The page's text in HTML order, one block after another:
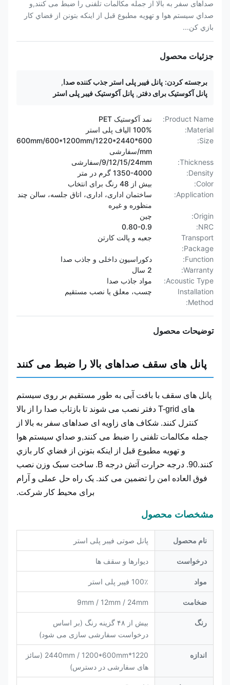
صداهای سفر به بالا از جمله مکالمات تلفنی را ضبط می کنند,و
صداي سيستم هوا و تهویه مطبوع قبل از اينکه بتونن از فضاي کار
بازي کن...
جزئیات محصول
برجسته کردن: پانل فیبر پلی استر جذب کننده صدا,
پانل آکوستیک برای دفتر,پانل آکوستیک فیبر پلی استر
Product Name:
نمد آکوستیک PET
Material:
100% الیاف پلی استر
600*600mm/600*1200mm/1220*2440
Thickness:
9/12/15/24mm/سفارشی
Density:
1350-4000 گرم در متر
Color:
بیش از 48 رنگ برای انتخاب
Application:
ساختمان اداری، اداری، اتاق جلسه، سالن چند
منظوره و غیره
Origin:
0.80-0.9
Transport
Package:
جعبه و پالت کارتن
Function:
دکوراسیون داخلی و جاذب صدا
Warranty:
Acoustic Type:
مواد جاذب صدا
Installation
Method:
چسب، معلق یا نصب مستقیم
توضیحات محصول
پانل های سقف صداهای بالا را ضبط می کنند
پانل های سقف با بافت آبی به طور مستقیم بر روی سیستم
های T-grid دفتر نصب می شوند تا بازتاب صدا را از بالا
کنترل کنند. شکاف های زاویه ای صداهای سفر به بالا از
جمله مکالمات تلفنی را ضبط می کنند,و صداي سيستم هوا
و تهویه مطبوع قبل از اينکه بتونن از فضاي کار بازي
کنند.90. درجه حرارت آتش درجه B. ساخت سبک وزن نصب
فوق العاده امن را تضمین می کند. یک راه حل عملی و آرام
برای محیط کار شرکت.
مشخصات محصول
نام محصول پانل صوتی فیبر پلی استر
درخواست دیوارها و سقف ها
ضخامت 9mm / 12mm / 24mm
بیش از ۴۸ گزینه رنگ (بر اساس
درخواست سفارشی سازی می شود)
1220*2440mm / 1200*600mm (سائز
های سفارشی در دسترس)